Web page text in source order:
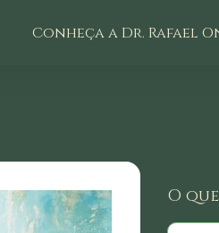
Conheça a Dr. Rafael
O